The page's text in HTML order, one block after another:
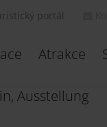
portál
Atrakce